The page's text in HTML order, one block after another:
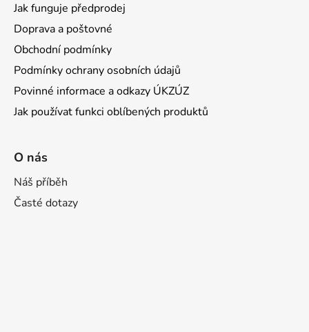
Jak funguje předprodej
Doprava a poštovné
Obchodní podmínky
Podmínky ochrany osobních údajů
Povinné informace a odkazy ÚKZÚZ
Jak používat funkci oblíbených produktů
O nás
Náš příběh
Časté dotazy